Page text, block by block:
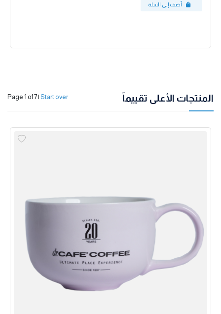
المنتجات الأعلى تقييماً Page 1 of 7| Start over